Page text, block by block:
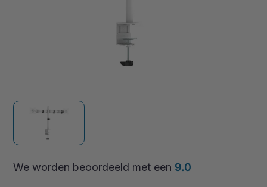
We worden beoordeeld met een 9.0